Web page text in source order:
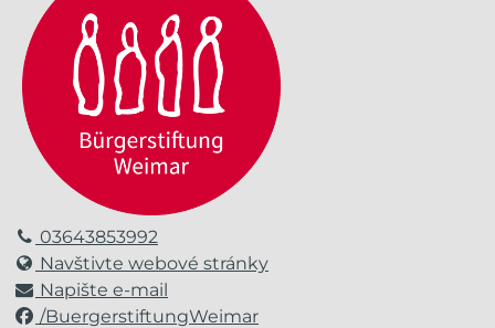
03643853992
Navštivte webové stránky
Napište e-mail
/BuergerstiftungWeimar